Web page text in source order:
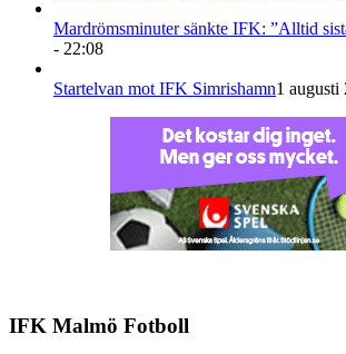
Mardrömsminuter sänkte IFK: ”Alltid
- 22:08
Startelvan mot IFK Simrishamn1 augusti
IFK Malmö Fotboll